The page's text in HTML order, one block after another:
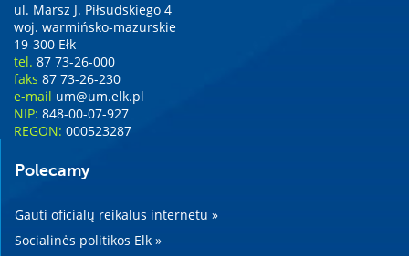
ul. Marsz J. Piłsudskiego 4
woj. warmińsko-mazurskie
19-300 Ełk
tel. 87 73-26-000
faks 87 73-26-230
e-mail um@um.elk.pl
NIP: 848-00-07-927
REGON: 000523287
Polecamy
Gauti oficialų reikalus internetu »
Socialinės politikos Elk »